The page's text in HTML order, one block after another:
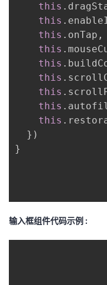
this .
this .
this . onTap ,
this .
this .
this .
this .
this .
this .
} )
}
输入框组件代码示例 :